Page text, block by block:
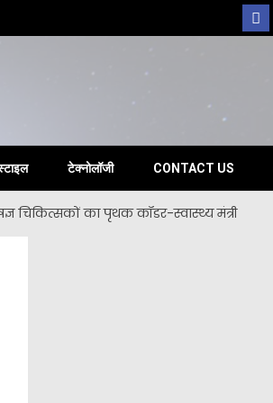
टेक्नोलॉजी CONTACT US
चिकित्सकों का पृथक कॉडर-स्वास्थ्य मंत्री